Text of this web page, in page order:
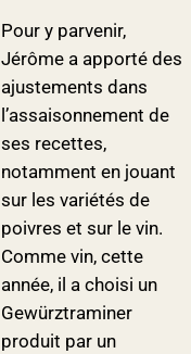
Pour y parvenir,
Jérôme a apporté des
ajustements dans
l’assaisonnement de
ses recettes,
notamment en jouant
sur les variétés de
poivres et sur le vin.
Comme vin, cette
année, il a choisi un
Gewürztraminer
produit par un